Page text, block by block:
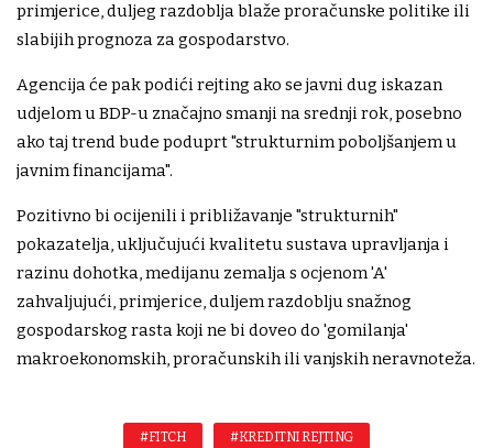
primjerice, duljeg razdoblja blaže proračunske politike ili
slabijih prognoza za gospodarstvo.
Agencija će pak podići rejting ako se javni dug iskazan
udjelom u BDP-u značajno smanji na srednji rok, posebno
ako taj trend bude poduprt "strukturnim poboljšanjem u
javnim financijama".
Pozitivno bi ocijenili i približavanje "strukturnih"
pokazatelja, uključujući kvalitetu sustava upravljanja i
razinu dohotka, medijanu zemalja s ocjenom 'A'
zahvaljujući, primjerice, duljem razdoblju snažnog
gospodarskog rasta koji ne bi doveo do 'gomilanja'
makroekonomskih, proračunskih ili vanjskih neravnoteža.
#FITCH #KREDITNI REJTING